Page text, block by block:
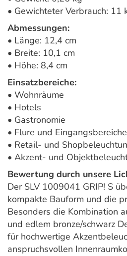
• Gewichteter Verbrauch: 11
Abmessungen:
• Länge: 12,4 cm
• Breite: 10,1 cm
• Höhe: 8,4 cm
Einsatzbereiche:
• Wohnräume
• Hotels
• Gastronomie
• Flure und Eingangsbereiche
• Retail- und
• Akzent- und
Bewertung durch unsere
Der SLV 1009041 GRIP! S
kompakte Bauform und die
Besonders die Kombination
und edlem bronze/schwarz
für hochwertige
anspruchsvollen